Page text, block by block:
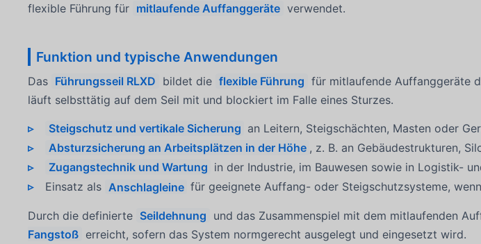
flexible Führung für mitlaufende Auffanggeräte verwendet.
Funktion und typische Anwendungen
Das Führungsseil RLXD bildet die flexible Führung für mitlaufende Auffanggeräte
läuft selbsttätig auf dem Seil mit und blockiert im Falle eines Sturzes.
Steigschutz und vertikale Sicherung an Leitern, Steigschächten, Masten oder
Absturzsicherung an Arbeitsplätzen in der Höhe , z. B. an Gebäudestrukturen,
Zugangstechnik und Wartung in der Industrie, im Bauwesen sowie in Logistik-
Einsatz als Anschlagleine für geeignete Auffang- oder Steigschutzsysteme,
Durch die definierte Seildehnung und das Zusammenspiel mit dem mitlaufenden
Fangstoß erreicht, sofern das System normgerecht ausgelegt und eingesetzt wird.